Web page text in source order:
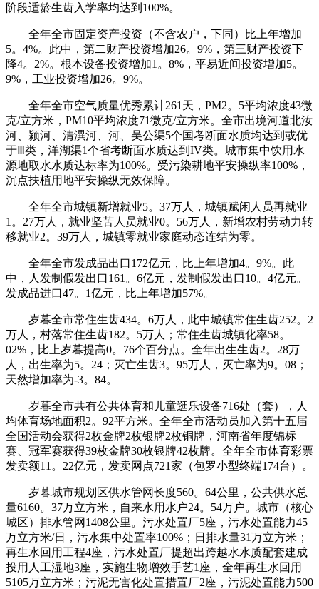
阶段适龄生齿入学率均达到100%。
全年全市固定资产投资（不含农户，下同）比上年增加
5。4%。此中，第二财产投资增加26。9%，第三财产投资下
降4。2%。根本设备投资增加1。8%，平易近间投资增加5。
9%，工业投资增加26。9%。
全年全市空气质量优秀累计261天，PM2。5平均浓度43微
克/立方米，PM10平均浓度71微克/立方米。全市出境河道北汝
河、颍河、清潩河、河、吴公渠5个国考断面水质均达到或优
于Ⅲ类，洋湖渠1个省考断面水质达到IV类。城市集中饮用水
源地取水水质达标率为100%。受污染耕地平安操纵率100%，
沉点扶植用地平安操纵无效保障。
全年全市城镇新增就业5。37万人，城镇赋闲人员再就业
1。27万人，就业坚苦人员就业0。56万人，新增农村劳动力转
移就业2。39万人，城镇零就业家庭动态连结为零。
全年全市发成品出口172亿元，比上年增加4。9%。此
中，人发制假发出口161。6亿元，发制假发出口10。4亿元。
发成品进口47。1亿元，比上年增加57%。
岁暮全市常住生齿434。6万人，此中城镇常住生齿252。2
万人，村落常住生齿182。5万人；常住生齿城镇化率58。
02%，比上岁暮提高0。76个百分点。全年出生生齿2。28万
人，出生率为5。24；灭亡生齿3。95万人，灭亡率为9。08；
天然增加率为-3。84。
岁暮全市共有公共体育和儿童逛乐设备716处（套），人
均体育场地面积2。92平方米。全年全市活动员加入第十五届
全国活动会获得2枚金牌2枚银牌2枚铜牌，河南省年度锦标
赛、冠军赛获得39枚金牌30枚银牌42枚牌。全年全市体育彩票
发卖额11。22亿元，发卖网点721家（包罗小型终端174台）。
岁暮城市规划区供水管网长度560。64公里，公共供水总
量6160。37万立方米，自来水用水户24。54万户。城市（核心
城区）排水管网1408公里。污水处置厂5座，污水处置能力45
万立方米/日，污水集中处置率100%；日排水量31万立方米；
再生水回用工程4座，污水处置厂提超出跨越水水质配套建成
投用人工湿地3座，实施生物增效手艺1座，全年再生水回用
5105万立方米；污泥无害化处置措置厂2座，污泥处置能力500